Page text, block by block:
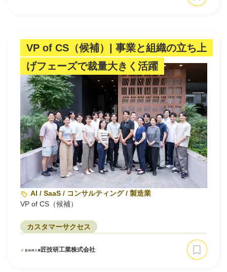
VP of CS（候補）| 事業と組織の立ち上
げフェーズで裁量大きく活躍
AI / SaaS / コンサルティング / 製造業
VP of CS（候補）
カスタマーサクセス
匠技研工業株式会社